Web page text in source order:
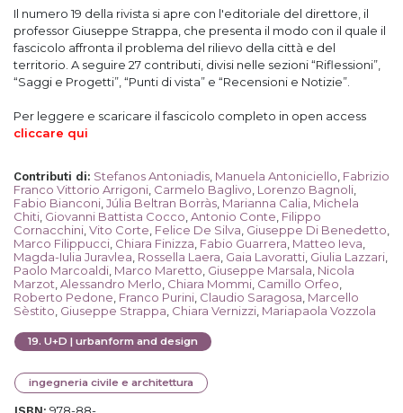
Il numero 19 della rivista si apre con l'editoriale del direttore, il
professor Giuseppe Strappa, che presenta il modo con il quale il
fascicolo affronta il problema del rilievo della città e del
territorio. A seguire 27 contributi, divisi nelle sezioni “Riflessioni”,
“Saggi e Progetti”, “Punti di vista” e “Recensioni e Notizie”.
Per leggere e scaricare il fascicolo completo in open access
cliccare qui
Contributi di: Stefanos Antoniadis Manuela Antoniciello Fabrizio
Franco Vittorio Arrigoni Carmelo Baglivo Lorenzo Bagnoli
Fabio Bianconi Júlia Beltran Borràs Marianna Calia Michela
Chiti Giovanni Battista Cocco Antonio Conte Filippo
Cornacchini Vito Corte Felice De Silva Giuseppe Di Benedetto
Marco Filippucci Chiara Finizza Fabio Guarrera Matteo Ieva
Magda-Iulia Juravlea Rossella Laera Gaia Lavoratti Giulia Lazzari
Paolo Marcoaldi Marco Maretto Giuseppe Marsala Nicola
Marzot Alessandro Merlo Chiara Mommi Camillo Orfeo
Roberto Pedone Franco Purini Claudio Saragosa Marcello
Sèstito Giuseppe Strappa Chiara Vernizzi Mariapaola Vozzola
19. U+D | urbanform and design
ingegneria civile e architettura